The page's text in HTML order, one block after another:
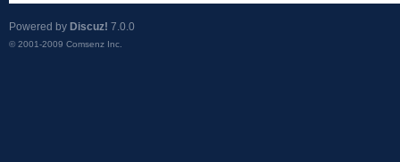
Powered by Discuz! 7.0.0
© 2001-2009 Comsenz Inc.